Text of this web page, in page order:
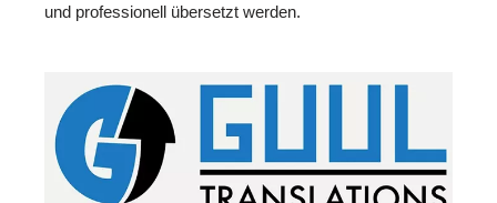
und professionell übersetzt werden.